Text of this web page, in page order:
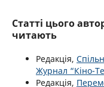
Статті цього
читають
Редакція,
Журнал “Кіно-
Редакція,